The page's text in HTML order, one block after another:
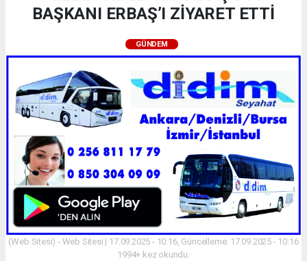
BAŞKANI ERBAŞ’I ZİYARET ETTİ
GÜNDEM
(Web Sitesi) - Web Sitesi | 17.09.2025 - 10:16, Güncelleme: 17.09.2025 - 10:16
1994+ kez okundu.